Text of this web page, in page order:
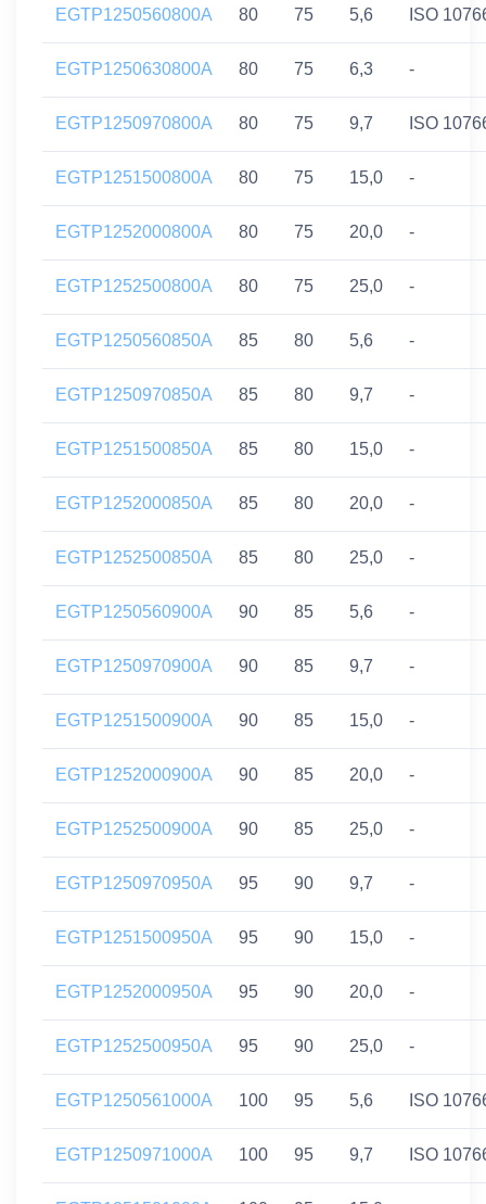
EGTP1250560800A 80 75 5,6 ISO
EGTP1250630800A 80 75 6,3 -
EGTP1250970800A 80 75 9,7 ISO
EGTP1251500800A 80 75 15,0 -
EGTP1252000800A 80 75 20,0 -
EGTP1252500800A 80 75 25,0 -
EGTP1250560850A 85 80 5,6 -
EGTP1250970850A 85 80 9,7 -
EGTP1251500850A 85 80 15,0 -
EGTP1252000850A 85 80 20,0 -
EGTP1252500850A 85 80 25,0 -
EGTP1250560900A 90 85 5,6 -
EGTP1250970900A 90 85 9,7 -
EGTP1251500900A 90 85 15,0 -
EGTP1252000900A 90 85 20,0 -
EGTP1252500900A 90 85 25,0 -
EGTP1250970950A 95 90 9,7 -
EGTP1251500950A 95 90 15,0 -
EGTP1252000950A 95 90 20,0 -
EGTP1252500950A 95 90 25,0 -
EGTP1250561000A 100 95 5,6 ISO
EGTP1250971000A 100 95 9,7 ISO